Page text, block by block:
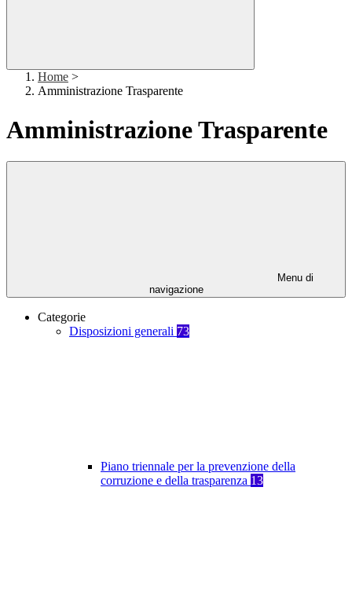
Home >
Amministrazione Trasparente
Amministrazione Trasparente
Menu di
navigazione
Categorie
Disposizioni generali 73
Piano triennale per la prevenzione della
corruzione e della trasparenza 13